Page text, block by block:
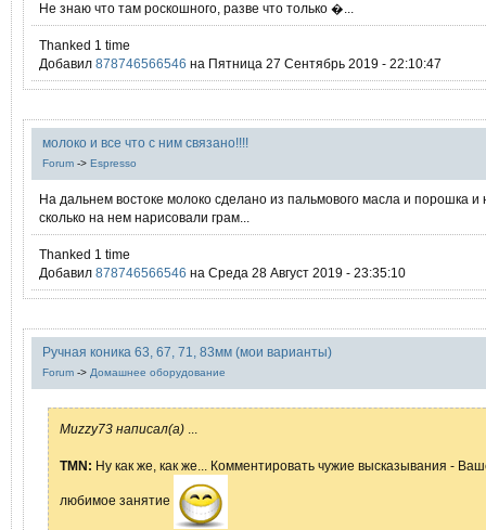
Не знаю что там роскошного, разве что только �...
Thanked 1 time
Добавил 878746566546 на Пятница 27 Сентябрь 2019 - 22:10:47
молоко и все что с ним связано!!!!
Forum -> Espresso
На дальнем востоке молоко сделано из пальмового масла и порошка и
сколько на нем нарисовали грам...
Thanked 1 time
Добавил 878746566546 на Среда 28 Август 2019 - 23:35:10
Ручная коника 63, 67, 71, 83мм (мои варианты)
Forum -> Домашнее оборудование
Muzzy73 написал(а)
TMN: Ну как же, как же... Комментировать чужие высказывания -
любимое занятие